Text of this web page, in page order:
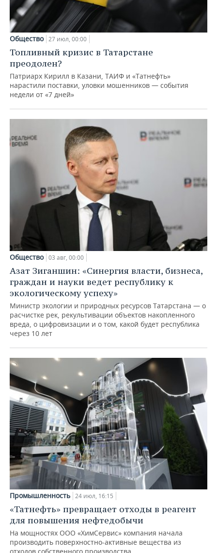
Общество 27 июл, 00:00
Топливный кризис в Татарстане
преодолен?
Патриарх Кирилл в Казани, ТАИФ и «Татнефть»
нарастили поставки, уловки мошенников — события
недели от «7 дней»
Общество 03 авг, 00:00
Азат Зиганшин: «Синергия власти, бизнеса,
граждан и науки ведет республику к
экологическому успеху»
Министр экологии и природных ресурсов Татарстана — о
расчистке рек, рекультивации объектов накопленного
вреда, о цифровизации и о том, какой будет республика
через 10 лет
Промышленность 24 июл, 16:15
«Татнефть» превращает отходы в реагент
для повышения нефтедобычи
На мощностях ООО «ХимСервис» компания начала
производить поверхностно-активные вещества из